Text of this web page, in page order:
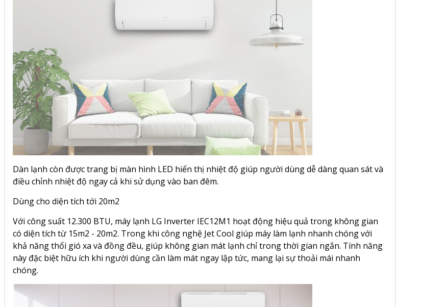
Dàn lạnh còn được trang bị màn hình LED hiển thị nhiệt độ giúp người dùng dễ dàng quan sát và
điều chỉnh nhiệt độ ngay cả khi sử dụng vào ban đêm.
Dùng cho diện tích tới 20m2
Với công suất 12.300 BTU, máy lạnh LG Inverter IEC12M1 hoạt động hiệu quả trong không gian
có diện tích từ 15m2 - 20m2. Trong khi công nghệ Jet Cool giúp máy làm lạnh nhanh chóng với
khả năng thổi gió xa và đồng đều, giúp không gian mát lạnh chỉ trong thời gian ngắn. Tính năng
này đặc biệt hữu ích khi người dùng cần làm mát ngay lập tức, mang lại sự thoải mái nhanh
chóng.